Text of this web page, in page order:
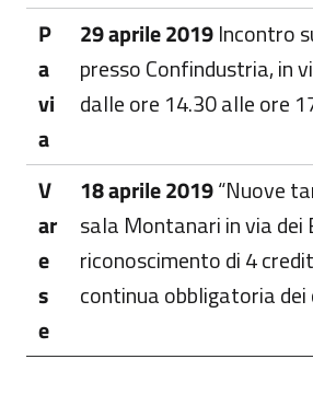
P
a
vi
a
29 aprile 2019Incontro
presso Confindustria, in
dalle ore 14.30 alle ore
V
ar
e
s
e
18 aprile 2019“Nuove
sala Montanari in via dei
riconoscimento di 4
continua obbligatoria